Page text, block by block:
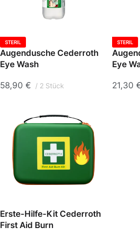
STERIL
Augendusche Cederroth
Eye Wash
58,90 € 2 Stück
STERIL
Eye
21,30
Erste-Hilfe-Kit Cederroth
First Aid Burn